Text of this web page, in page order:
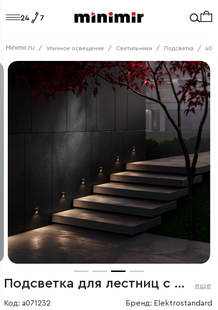
Minimir.ru Уличное освещение Светильники Подсветка
Подсветка для лестниц с датчиком движения еще
Код: a071232 Бренд: Elektrostandard